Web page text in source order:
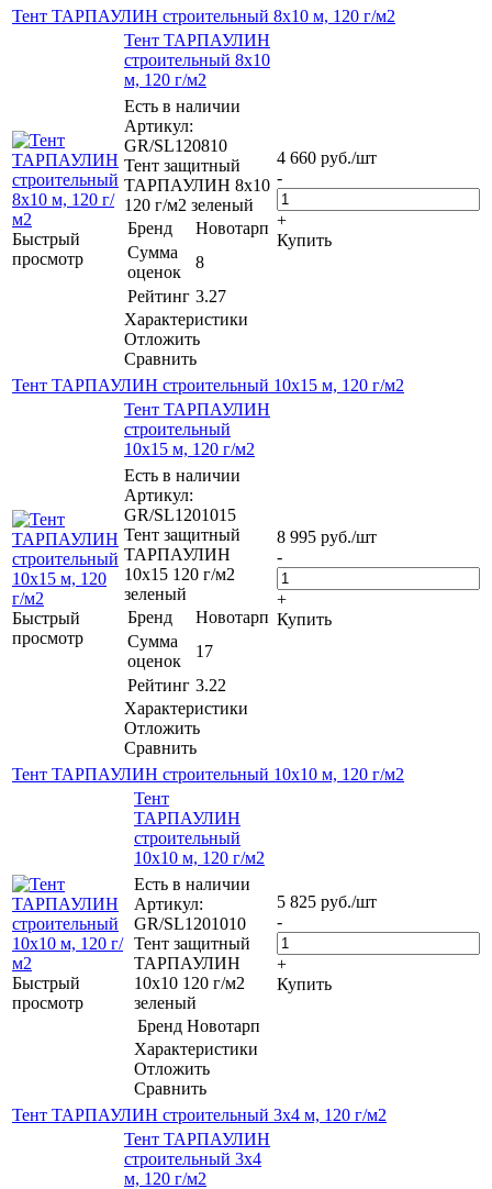
Тент ТАРПАУЛИН строительный 8х10 м, 120 г/м2
Быстрый
просмотр
Тент ТАРПАУЛИН
строительный 8х10
м, 120 г/м2
Есть в наличии
Артикул:
GR/SL120810
Тент защитный
ТАРПАУЛИН 8х10
120 г/м2 зеленый
Бренд
Новотарп
Сумма
оценок
8
Рейтинг 3.27
Характеристики
Отложить
Сравнить
4 660 руб./шт
-
+
Купить
Тент ТАРПАУЛИН строительный 10х15 м, 120 г/м2
Быстрый
просмотр
Тент ТАРПАУЛИН
строительный
10х15 м, 120 г/м2
Есть в наличии
Артикул:
GR/SL1201015
Тент защитный
ТАРПАУЛИН
10х15 120 г/м2
зеленый
Бренд
Новотарп
Сумма
оценок
17
Рейтинг 3.22
Характеристики
Отложить
Сравнить
8 995 руб./шт
-
+
Купить
Тент ТАРПАУЛИН строительный 10х10 м, 120 г/м2
Быстрый
просмотр
Тент
ТАРПАУЛИН
строительный
10х10 м, 120 г/м2
Есть в наличии
Артикул:
GR/SL1201010
Тент защитный
ТАРПАУЛИН
10х10 120 г/м2
зеленый
Бренд Новотарп
Характеристики
Отложить
Сравнить
5 825 руб./шт
-
+
Купить
Тент ТАРПАУЛИН строительный 3х4 м, 120 г/м2
Тент ТАРПАУЛИН
строительный 3х4
м, 120 г/м2